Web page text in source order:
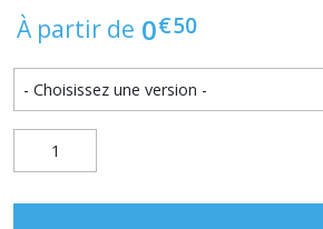
À partir de 0€50